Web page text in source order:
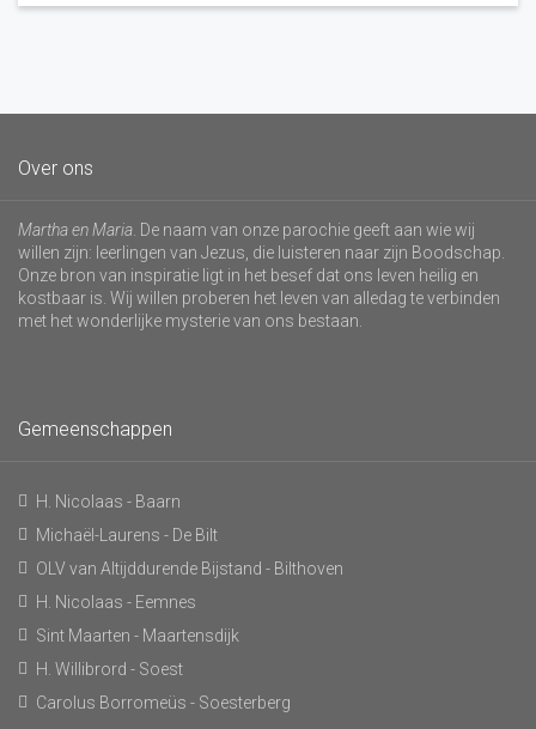
Over ons
Martha en Maria . De naam van onze parochie geeft aan wie wij
willen zijn: leerlingen van Jezus, die luisteren naar zijn Boodschap.
Onze bron van inspiratie ligt in het besef dat ons leven heilig en
kostbaar is. Wij willen proberen het leven van alledag te verbinden
met het wonderlijke mysterie van ons bestaan.
Gemeenschappen
H. Nicolaas - Baarn
Michaël-Laurens - De Bilt
OLV van Altijddurende Bijstand - Bilthoven
H. Nicolaas - Eemnes
Sint Maarten - Maartensdijk
H. Willibrord - Soest
Carolus Borromeüs - Soesterberg